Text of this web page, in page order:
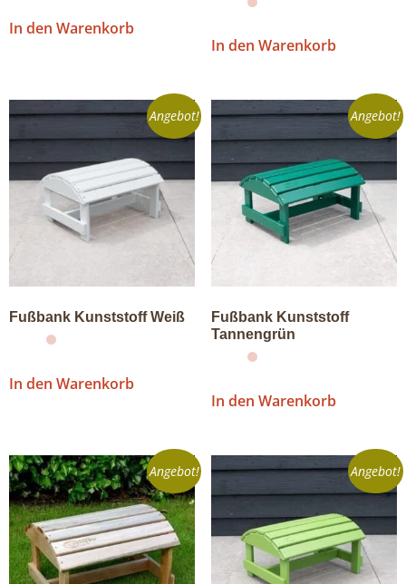
In den Warenkorb
In den Warenkorb
Angebot!
Fußbank Kunststoff Weiß
In den Warenkorb
Angebot!
Fußbank Kunststoff
Tannengrün
In den Warenkorb
Angebot! Angebot!